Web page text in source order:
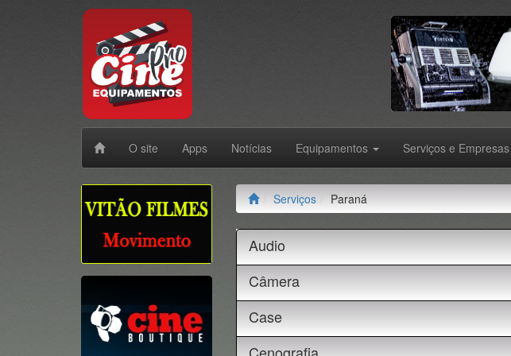
O site Apps Notícias Equipamentos Serviços e Empresas
Serviços Paraná
Audio
Câmera
Case